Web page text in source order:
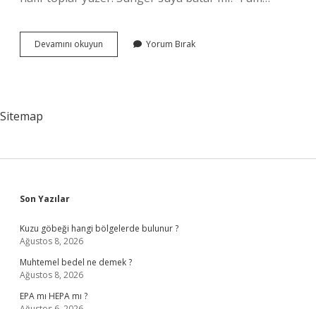
Devamını okuyun
Topu
Yorum Bırak
Sitemap
Sidebar
Son Yazılar
Kuzu göbeği hangi bölgelerde bulunur ?
Ağustos 8, 2026
Muhtemel bedel ne demek ?
Ağustos 8, 2026
EPA mı HEPA mı ?